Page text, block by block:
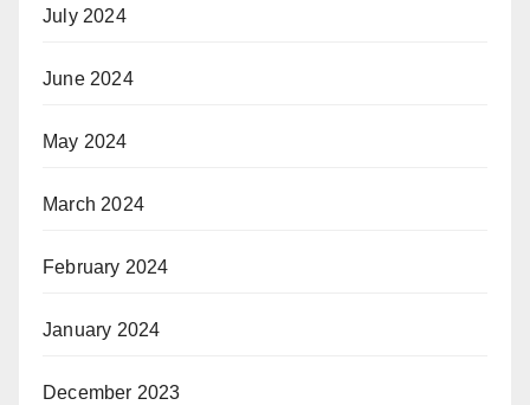
July 2024
June 2024
May 2024
March 2024
February 2024
January 2024
December 2023